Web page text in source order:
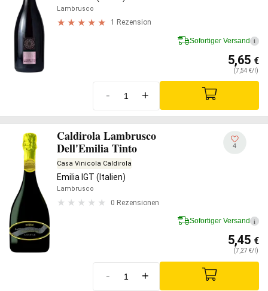
Lambrusco
1 Rezension
Sofortiger Versand i
5,65 €
(7,54 €/l)
- +
Caldirola Lambrusco
Dell'Emilia Tinto
Casa Vinicola Caldirola
Emilia IGT (Italien)
Lambrusco
0 Rezensionen
4
Sofortiger Versand i
5,45 €
(7,27 €/l)
- +